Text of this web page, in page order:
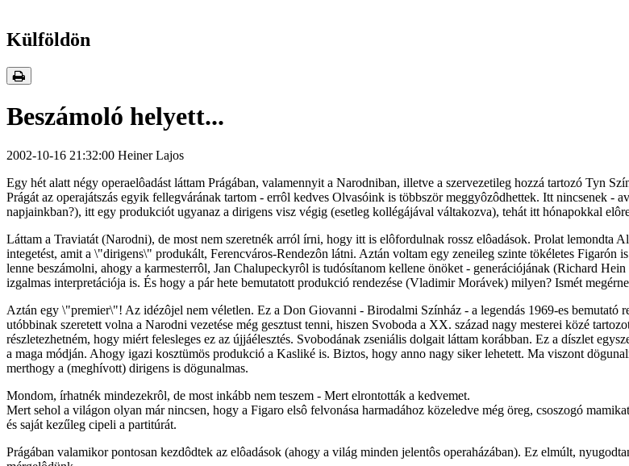
Külföldön
Beszámoló helyett...
2002-10-16 21:32:00 Heiner Lajos
Egy hét alatt négy operaelôadást láttam Prágában, valamennyit a Narodniban, illetve a szervezetileg hozzá tartozó Tyn
Prágát az operajátszás egyik fellegvárának tartom - errôl kedves Olvasóink is többször meggyôzôdhettek. Itt nincsenek
napjainkban?), itt egy produkciót ugyanaz a dirigens visz végig (esetleg kollégájával váltakozva), tehát itt hónapokkal
Láttam a Traviatát (Narodni), de most nem szeretnék arról írni, hogy itt is elôfordulnak rossz elôadások. Prolat lemondta
integetést, amit a \"dirigens\" produkált, Ferencváros-Rendezôn látni. Aztán voltam egy zeneileg szinte tökéletes Figarón
lenne beszámolni, ahogy a karmesterrôl, Jan Chalupeckyrôl is tudósítanom kellene önöket - generációjának (Richard
izgalmas interpretációja is. És hogy a pár hete bemutatott produkció rendezése (Vladimir Morávek) milyen? Ismét
Aztán egy \"premier\"! Az idézôjel nem véletlen. Ez a Don Giovanni - Birodalmi Színház - a legendás 1969-es bemutató
utóbbinak szeretett volna a Narodni vezetése még gesztust tenni, hiszen Svoboda a XX. század nagy mesterei közé
részletezhetném, hogy miért felesleges ez az újjáélesztés. Svobodának zseniális dolgait láttam korábban. Ez a díszlet
a maga módján. Ahogy igazi kosztümös produkció a Kasliké is. Biztos, hogy anno nagy siker lehetett. Ma viszont
merthogy a (meghívott) dirigens is dögunalmas.
Mondom, írhatnék mindezekrôl, de most inkább nem teszem - Mert elrontották a kedvemet.
Mert sehol a világon olyan már nincsen, hogy a Figaro elsô felvonása harmadához közeledve még öreg, csoszogó
és saját kezűleg cipeli a partitúrát.
Prágában valamikor pontosan kezdôdtek az elôadások (ahogy a világ minden jelentôs operaházában). Ez elmúlt,